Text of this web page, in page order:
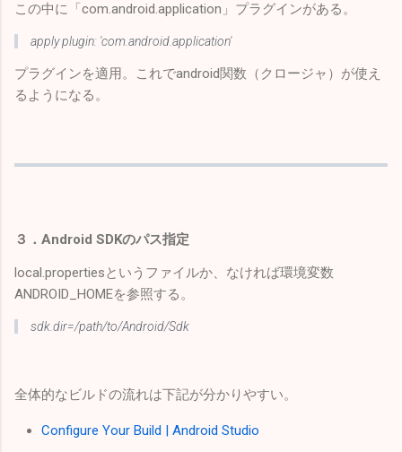
この中に「com.android.application」プラグインがある。
apply plugin: 'com.android.application'
プラグインを適用。これでandroid関数（クロージャ）が使え
るようになる。
３．Android SDKのパス指定
local.propertiesというファイルか、なければ環境変数
ANDROID_HOMEを参照する。
sdk.dir=/path/to/Android/Sdk
全体的なビルドの流れは下記が分かりやすい。
Configure Your Build | Android Studio